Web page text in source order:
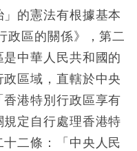
的憲法有根據基本
政區的關係》，第二
中華人民共和國的
區域，直轄於中央
香港特別行政區享有
定自行處理香港特
十二條：「 中央人民